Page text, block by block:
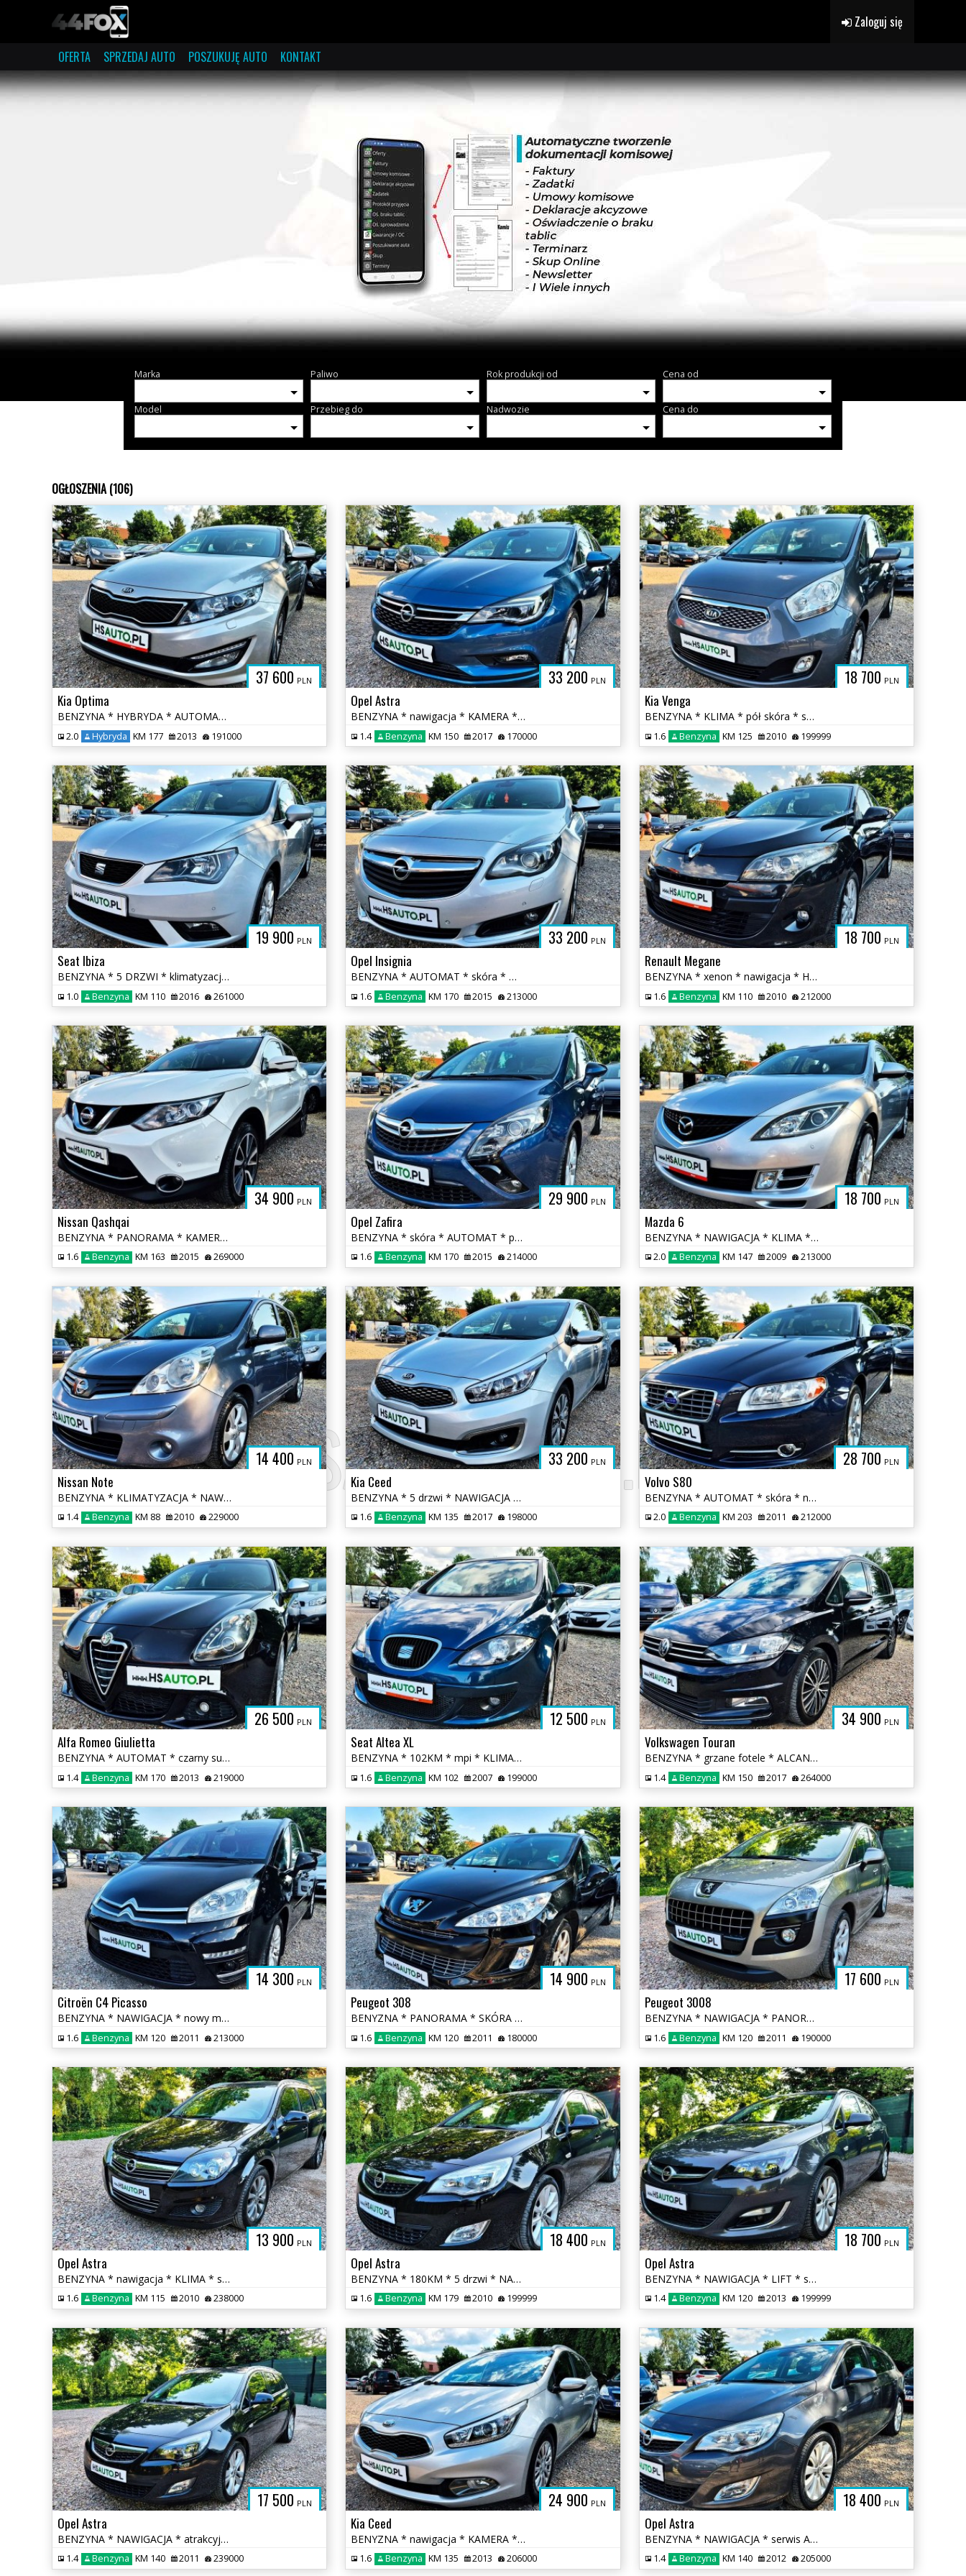
Zaloguj się
OFERTA SPRZEDAJ AUTO POSZUKUJĘ AUTO KONTAKT
Marka Paliwo Rok produkcji od Cena od
Model Przebieg do Nadwozie Cena do
OGŁOSZENIA (106)
37 600 PLN
Kia Optima
BENZYNA * HYBRYDA * AUTOMAT * atrakcyjny wygląd * super * okazja
2.0 Hybryda KM 177 2013 191000
33 200 PLN
Opel Astra
BENZYNA * nawigacja * KAMERA * atrakcyjny wygląd * OKAZJA
1.4 Benzyna KM 150 2017 170000
18 700 PLN
Kia Venga
BENZYNA * KLIMA * pół skóra * super * okazja * POLECAMY
1.6 Benzyna KM 125 2010 199999
19 900 PLN
Seat Ibiza
BENZYNA * 5 DRZWI * klimatyzacja * 2x PDC * super * okazja * POLECAMY
1.0 Benzyna KM 110 2016 261000
33 200 PLN
Opel Insignia
BENZYNA * AUTOMAT * skóra * martwa strefa * KAMERA * nawigacja * lift
1.6 Benzyna KM 170 2015 213000
18 700 PLN
Renault Megane
BENZYNA * xenon * nawigacja * HANDS FREE * super * OKAZJA * 5 drzwi
1.6 Benzyna KM 110 2010 212000
34 900 PLN
Nissan Qashqai
BENZYNA * PANORAMA * KAMERY 360 * super * okazja * polecamy
1.6 Benzyna KM 163 2015 269000
29 900 PLN
Opel Zafira
BENZYNA * skóra * AUTOMAT * panorama * super * okazja * 170KM
1.6 Benzyna KM 170 2015 214000
18 700 PLN
Mazda 6
BENZYNA * NAWIGACJA * KLIMA * super * okazja * polecamy
2.0 Benzyna KM 147 2009 213000
14 400 PLN
Nissan Note
BENZYNA * KLIMATYZACJA * NAWIGACJA * super * okazja * polecamy
1.4 Benzyna KM 88 2010 229000
33 200 PLN
Kia Ceed
BENZYNA * 5 drzwi * NAWIGACJA * KAMERA * super * okazja * polecamy
1.6 Benzyna KM 135 2017 198000
28 700 PLN
Volvo S80
BENZYNA * AUTOMAT * skóra * nawigacja * super * OKAZJA * polecamy
2.0 Benzyna KM 203 2011 212000
26 500 PLN
Alfa Romeo Giulietta
BENZYNA * AUTOMAT * czarny sufit * łopatki F1 * super * OKAZJA
1.4 Benzyna KM 170 2013 219000
12 500 PLN
Seat Altea XL
BENZYNA * 102KM * mpi * KLIMATYZACJA * super * okazja * polecamy
1.6 Benzyna KM 102 2007 199000
34 900 PLN
Volkswagen Touran
BENZYNA * grzane fotele * ALCANTARA * nawigacja * OKAZJA
1.4 Benzyna KM 150 2017 264000
14 300 PLN
Citroën C4 Picasso
BENZYNA * NAWIGACJA * nowy model * super * okazja * polecamy
1.6 Benzyna KM 120 2011 213000
14 900 PLN
Peugeot 308
BENYZNA * PANORAMA * SKÓRA * nawigacja * niski przebieg * OKAZJA
1.6 Benzyna KM 120 2011 180000
17 600 PLN
Peugeot 3008
BENZYNA * NAWIGACJA * PANORAMA * super * okazja * polecamy
1.6 Benzyna KM 120 2011 190000
13 900 PLN
Opel Astra
BENZYNA * nawigacja * KLIMA * super * okazja * POLECAMY
1.6 Benzyna KM 115 2010 238000
18 400 PLN
Opel Astra
BENZYNA * 180KM * 5 drzwi * NAWIGACJA * super * oakzja * polecamy
1.6 Benzyna KM 179 2010 199999
18 700 PLN
Opel Astra
BENZYNA * NAWIGACJA * LIFT * super * okazja * polecamy
1.4 Benzyna KM 120 2013 199999
17 500 PLN
Opel Astra
BENZYNA * NAWIGACJA * atrakcyjny wygląd * SUPER * okazja
1.4 Benzyna KM 140 2011 239000
24 900 PLN
Kia Ceed
BENYZNA * nawigacja * KAMERA * serwis ASO * super * OKAZJA
1.6 Benzyna KM 135 2013 206000
18 400 PLN
Opel Astra
BENZYNA * NAWIGACJA * serwis ASO Opel * super * OKAZJA * polecamy
1.4 Benzyna KM 140 2012 205000
HSAUTO.COM.PL